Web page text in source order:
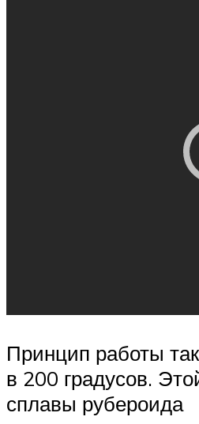
Принцип работы
в 200 градусов.
сплавы рубероида